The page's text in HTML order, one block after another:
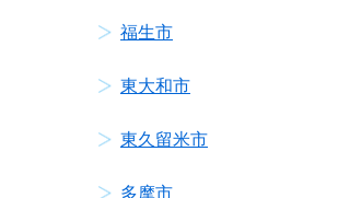
福生市
東大和市
東久留米市
多摩市